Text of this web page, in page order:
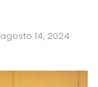
agosto 14, 2024